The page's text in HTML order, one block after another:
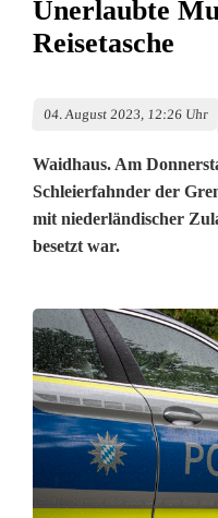
Unerlaubte
Reisetasche
04. August 2023, 12:26 Uhr
Waidhaus. Am
Schleierfahnder der
mit niederländischer
besetzt war.
U
n
e
r
l